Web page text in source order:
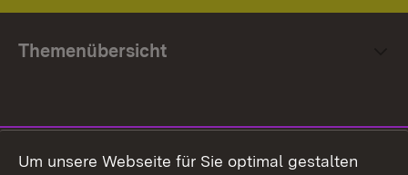
Themenübersicht
Um unsere Webseite für Sie optimal gestalten